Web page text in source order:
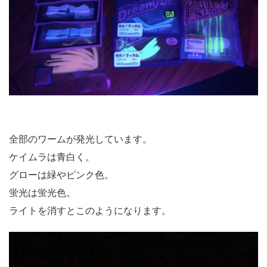
全部のワームが発光しています。
ケイムラは青白く。
グローは緑やピンク色。
蛍光は蛍光色。
ライトを消すとこのようになります。